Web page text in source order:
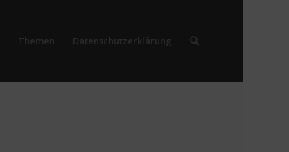
Themen Datenschutzerklärung